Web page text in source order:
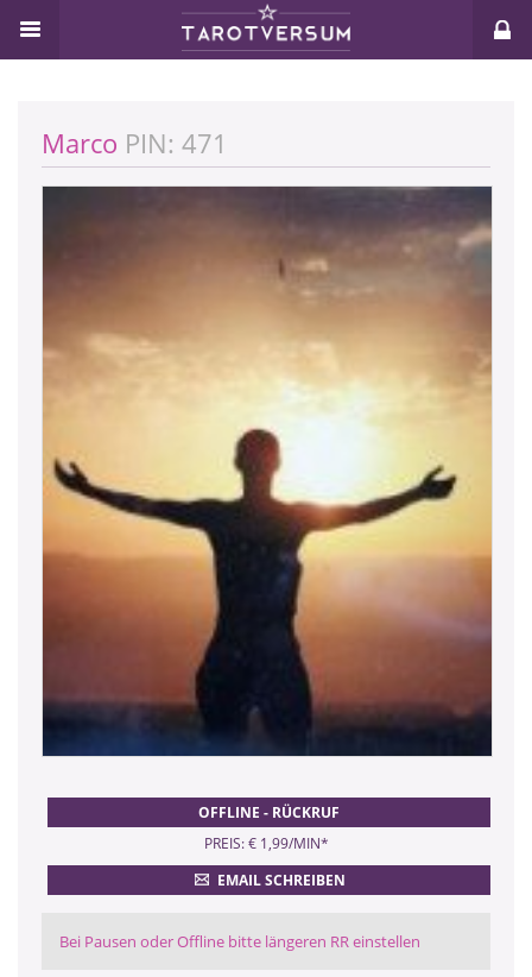
Marco PIN: 471
OFFLINE - RÜCKRUF
PREIS: € 1,99/MIN*
EMAIL SCHREIBEN
Bei Pausen oder Offline bitte längeren RR einstellen